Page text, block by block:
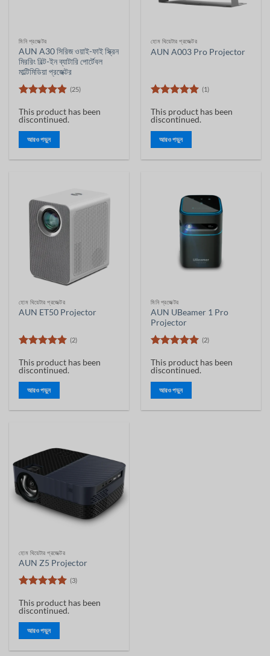
মিনি প্রজেক্টর
AUN A30 সিরিজ ওয়াই-ফাই স্ক্রিন
মিররিং বিল্ট-ইন ব্যাটারি পোর্টেবল
মাল্টিমিডিয়া প্রজেক্টর
4.88 রেট
(25)
This product has been
discontinued.
আরও পড়ুন
হোম থিয়েটার প্রজেক্টর
AUN A003 Pro Projector
5 রেট
(1)
This product has been
discontinued.
আরও পড়ুন
হোম থিয়েটার প্রজেক্টর
AUN ET50 Projector
5 রেট
(2)
This product has been
discontinued.
আরও পড়ুন
মিনি প্রজেক্টর
AUN UBeamer 1 Pro
Projector
5 রেট
(2)
This product has been
discontinued.
আরও পড়ুন
হোম থিয়েটার প্রজেক্টর
AUN Z5 Projector
5 রেট
(3)
This product has been
discontinued.
আরও পড়ুন